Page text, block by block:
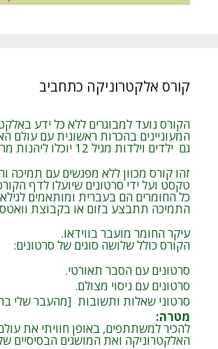
קורס אלקטרוניקה כתחביב
הקורס נועד למבוגרים ללא כל ידע
המעוניינים בהכרות ראשונית עם עולם
גם ילדים וילדות מגיל 12 יוכלו ליהנות מרוב התכנים.
זהו קורס מכוון ללא מפגשים עם תמיכה
טקסט ועל ידי סרטונים שיועלו לדף
כל החומרים הם בעברית ומותאמים לגילאי 12 עד
התמיכה תתבצע בזום או בקבוצת
עיקר החומר מועבר בווידאו.
הקורס כולל שלושה סוגים של סרטונים:
סרטונים עם הסבר תאורטי.
סרטונים עם ניסוי מצולם.
סרטוני שאלות ותשובות [מהעבר שלי
מטרה:
להכיר למשתתפים, באופן חוויתי את
האלקטרוניקה ואת המושגים הבסיסיים